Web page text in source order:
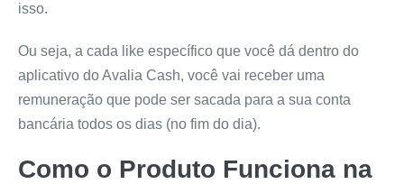
isso.
Ou seja, a cada like específico que você dá dentro do
aplicativo do Avalia Cash, você vai receber uma
remuneração que pode ser sacada para a sua conta
bancária todos os dias (no fim do dia).
Como o Produto Funciona na